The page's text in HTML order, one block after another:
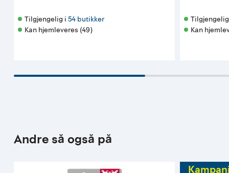
Tilgjengelig i 54 butikker
Kan hjemleveres (49)
Kan
Andre så også på